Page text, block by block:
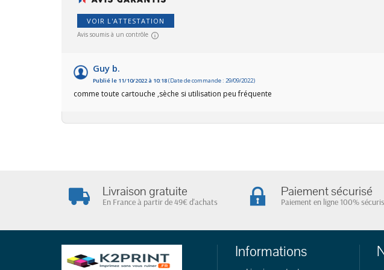
VOIR L'ATTESTATION
Avis soumis à un contrôle
Guy b.
Publié le 11/10/2022 à 10:18(Date de commande : 29/09/2022)
comme toute cartouche ,sèche si utilisation peu fréquente
Livraison gratuite
En France à partir de 49€ d'achats
Paiement sécurisé
Paiement en ligne 100%
Informations